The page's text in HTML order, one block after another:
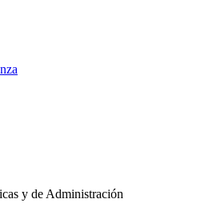
y de Administración